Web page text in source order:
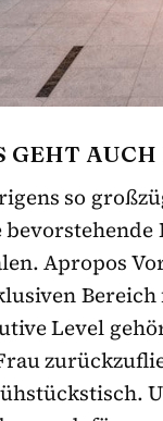
GEHT
so
Apropos
Level